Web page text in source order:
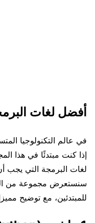
أفضل لغات
في عالم التكنولوجيا
إذا كنت مبتدئًا في هذا
لغات البرمجة التي يجب
سنستعرض مجموعة من
للمبتدئين، مع توضيح